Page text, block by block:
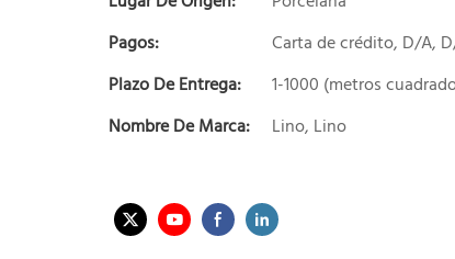
Pagos:
Carta de crédito, D/A,
Plazo De Entrega:
1-1000 (metros
Nombre De Marca:
Lino, Lino